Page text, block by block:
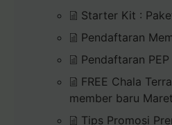
Starter Kit :
Pendaftaran
Pendaftaran
FREE Chala
member baru
Tips Promosi